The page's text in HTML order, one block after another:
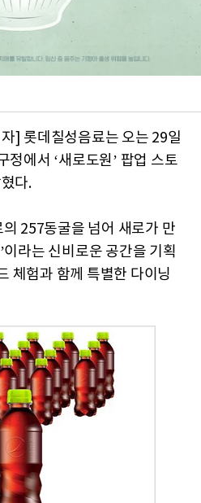
] 롯데칠성음료는 오는 29일
정에서 ‘새로도원’ 팝업 스토
다.
257동굴을 넘어 새로가 만
라는 신비로운 공간을 기획
체험과 함께 특별한 다이닝